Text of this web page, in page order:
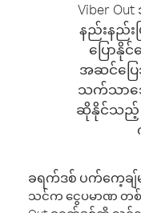
Viber
နည်းနည်းဖ
ပြောနို
အဆင်ပြေ
သက်သာသေ
ဆိုနိုင်သည့်
ခရက်ဒစ် ပက်ကေ့ချ်မ
သင်က ငွေပမာဏ တ